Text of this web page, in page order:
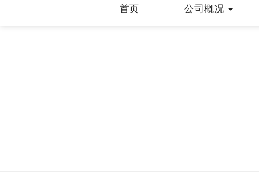
首页 公司概况